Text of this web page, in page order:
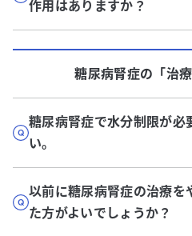
作用はありますか？
糖尿病腎症の「治療
糖尿病腎症で水分制限が必
い。
以前に糖尿病腎症の治療を
た方がよいでしょうか？